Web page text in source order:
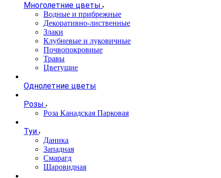
Многолетние цветы
Водные и прибрежные
Декоративно-лиственные
Злаки
Клубневые и луковичные
Почвопокровные
Травы
Цветущие
Однолетние цветы
Розы
Роза Канадская Парковая
Туи
Даника
Западная
Смарагд
Шаровидная